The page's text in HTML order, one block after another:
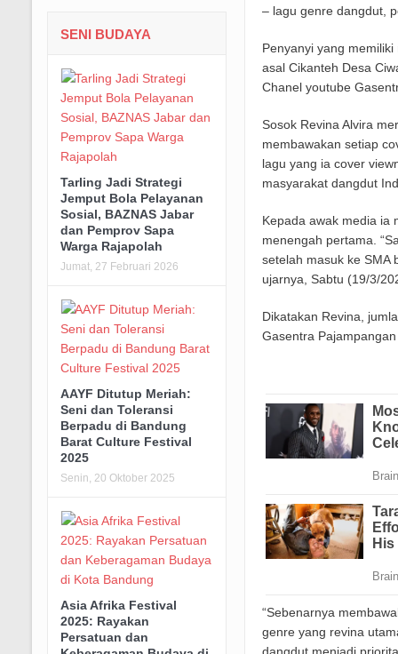
– lagu genre dangdut,
Penyanyi yang
asal Cikanteh Desa
Chanel youtube
Sosok Revina Alvira
membawakan setiap
lagu yang ia cover
masyarakat dangdut
Kepada awak media ia
menengah pertama.
setelah masuk ke SMA
ujarnya, Sabtu (19/3/
Dikatakan Revina,
Gasentra
“Sebenarnya
genre yang revina
SENI BUDAYA
Tarling Jadi Strategi
Jemput Bola Pelayanan
Sosial, BAZNAS Jabar
dan Pemprov Sapa
Warga Rajapolah
Jumat, 27 Februari 2026
AAYF Ditutup Meriah:
Seni dan Toleransi
Berpadu di Bandung
Barat Culture Festival
2025
Senin, 20 Oktober 2025
Asia Afrika Festival
2025: Rayakan
Persatuan dan